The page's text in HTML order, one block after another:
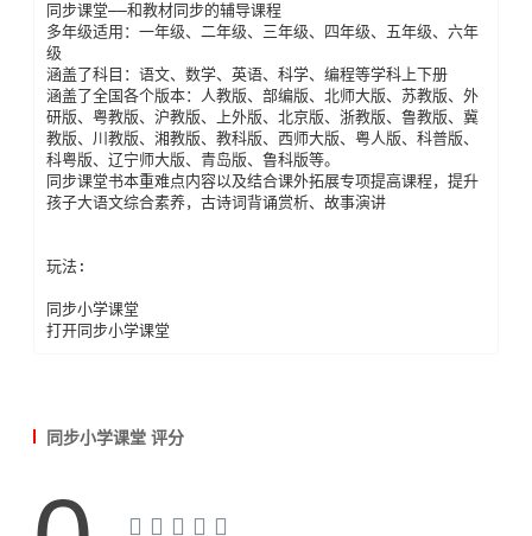
同步课堂——和教材同步的辅导课程
多年级适用：一年级、二年级、三年级、四年级、五年级、六年
级
涵盖了科目：语文、数学、英语、科学、编程等学科上下册
涵盖了全国各个版本：人教版、部编版、北师大版、苏教版、外
研版、粤教版、沪教版、上外版、北京版、浙教版、鲁教版、冀
教版、川教版、湘教版、教科版、西师大版、粤人版、科普版、
科粤版、辽宁师大版、青岛版、鲁科版等。
同步课堂书本重难点内容以及结合课外拓展专项提高课程，提升
孩子大语文综合素养，古诗词背诵赏析、故事演讲
玩法:
同步小学课堂
打开同步小学课堂
同步小学课堂 评分